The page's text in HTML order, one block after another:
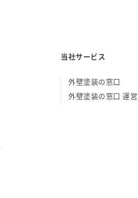
当社サービス
外壁塗装の窓口
外壁塗装の窓口 運